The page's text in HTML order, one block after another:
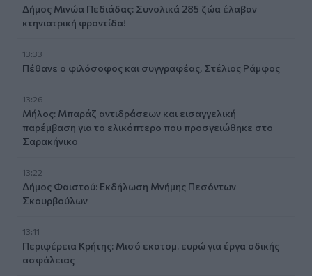
Δήμος Μινώα Πεδιάδας: Συνολικά 285 ζώα έλαβαν
κτηνιατρική φροντίδα!
13:33
Πέθανε ο φιλόσοφος και συγγραφέας, Στέλιος Ράμφος
13:26
Μήλος: Μπαράζ αντιδράσεων και εισαγγελική
παρέμβαση για το ελικόπτερο που προσγειώθηκε στο
Σαρακήνικο
13:22
Δήμος Φαιστού: Εκδήλωση Μνήμης Πεσόντων
Σκουρβούλων
13:11
Περιφέρεια Κρήτης: Μισό εκατομ. ευρώ για έργα οδικής
ασφάλειας